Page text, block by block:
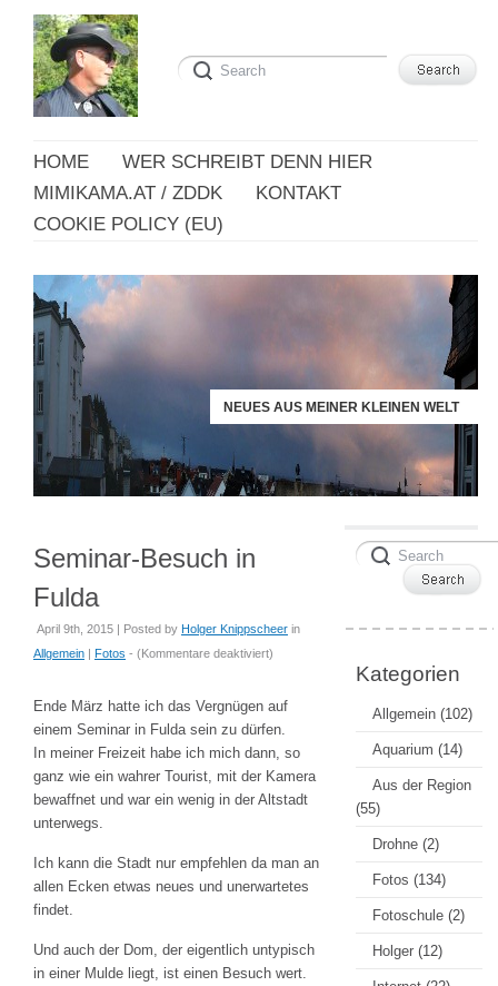
HOME
WER SCHREIBT DENN HIER
MIMIKAMA.AT / ZDDK
KONTAKT
COOKIE POLICY (EU)
NEUES AUS MEINER KLEINEN WELT
Seminar-Besuch in
Fulda
April 9th, 2015 | Posted by Holger Knippscheer in
Allgemein | Fotos - (Kommentare deaktiviertfür
Besuch
)
Ende März hatte ich das Vergnügen auf
einem Seminar in Fulda sein zu dürfen.
In meiner Freizeit habe ich mich dann, so
ganz wie ein wahrer Tourist, mit der Kamera
bewaffnet und war ein wenig in der Altstadt
unterwegs.
Ich kann die Stadt nur empfehlen da man an
allen Ecken etwas neues und unerwartetes
findet.
Und auch der Dom, der eigentlich untypisch
in einer Mulde liegt, ist einen Besuch wert.
Kategorien
Allgemein (102)
Aquarium (14)
Aus der Region
(55)
Drohne (2)
Fotos (134)
Fotoschule (2)
Holger (12)